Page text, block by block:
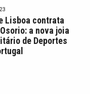
Lisboa contrata
a nova joia
de Deportes